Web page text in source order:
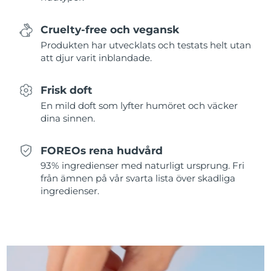
Cruelty-free och vegansk
Produkten har utvecklats och testats helt utan
att djur varit inblandade.
Frisk doft
En mild doft som lyfter humöret och väcker
dina sinnen.
FOREOs rena hudvård
93% ingredienser med naturligt ursprung. Fri
från ämnen på vår svarta lista över skadliga
ingredienser.
Slovakien Förväntad leverans
Slovenien
Sydafrika
Sydkorea Förväntad leverans13/8/26
Sverige Förväntad leverans11/8/26
Schweiz
Thailand Förväntad leverans